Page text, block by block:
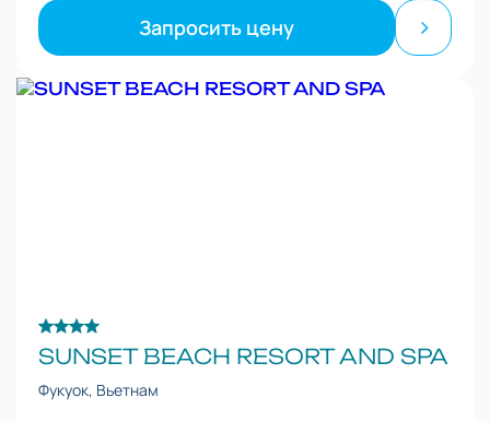
Запросить цену
SUNSET BEACH RESORT AND SPA
Фукуок, Вьетнам